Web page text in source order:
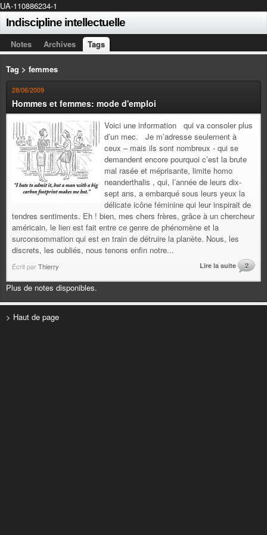
UA-110886234-1
Indiscipline intellectuelle
Notes Archives Tags
Tag > femmes
28/06/2009
Hommes et femmes: mode d'emploi
Voici une information qui va consoler plus
d’un mec. Je m’adresse seulement à
ceux – mais ils sont nombreux - qui se
demandent encore pourquoi c’est la brute
mal rasée et méprisante, limite homo
neanderthalis , qui, l’année de leurs dix-
sept ans, a embarqué sous leurs yeux la
délicate icône féminine qui leur inspirait de
tendres sentiments. Eh ! bien, mes chers frères, grâce à un chercheur
américain, le lien est fait entre ce genre de phénomène et la
surconsommation qui est en train de détruire la planète. Nous, les
discrets, les oubliés, nous tenons enfin notre...
Écrit parThierry Lire la suite 2
Plus de notes disponibles.
> Haut de page